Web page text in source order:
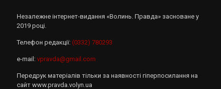
Незалежне інтернет-видання «Волинь. Правда» засноване у
2019 році.
Телефон редакції: (0332) 780293
e-mail: vpravda@gmail.com
Передрук матеріалів тільки за наявності гіперпосилання на
сайт www.pravda.volyn.ua